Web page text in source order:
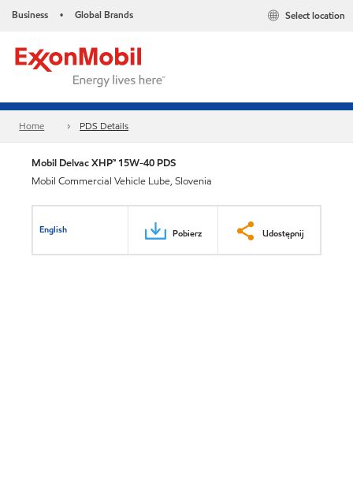
Business • Global Brands Select location
Home PDS Details
Mobil Delvac XHP™ 15W-40 PDS
Mobil Commercial Vehicle Lube, Slovenia
English Pobierz Udostępnij